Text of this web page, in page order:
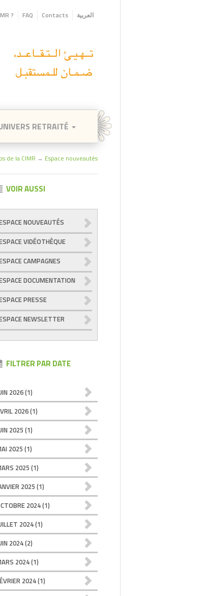
? FAQ Contacts العربية
RETRAITÉ
de la CIMR → Espace nouveautés
VOIR AUSSI
NOUVEAUTÉS
VIDÉOTHÈQUE
CAMPAGNES
DOCUMENTATION
PRESSE
NEWSLETTER
FILTRER PAR DATE
2026(1)
2026(1)
2025(1)
2025 (1)
2025 (1)
2025(1)
2024(1)
2024(1)
2024(2)
2024(1)
2024(1)